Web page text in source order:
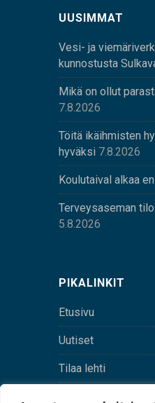
UUSIMMAT
Vesi- ja
kunnostusta
Mikä on ollut
7.8.2026
Töitä ikäihmisten
hyväksi 7.8.2026
Koulutaival alkaa
Terveysaseman
5.8.2026
PIKALINKIT
Etusivu
Uutiset
Tilaa lehti